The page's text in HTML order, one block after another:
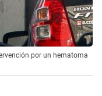
por un hematoma